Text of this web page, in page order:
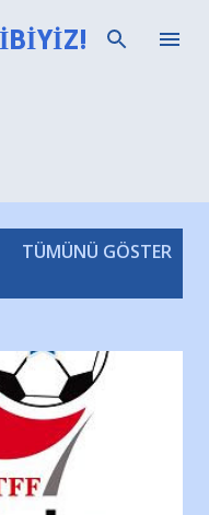
TÜMÜNÜ GÖSTER